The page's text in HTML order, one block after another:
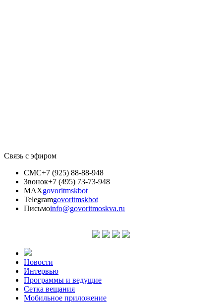
Связь с эфиром
СМС+7 (925) 88-88-948
Звонок+7 (495) 73-73-948
MAXgovoritmskbot
Telegramgovoritmskbot
Письмоinfo@govoritmoskva.ru
Новости
Интервью
Программы и ведущие
Сетка вещания
Мобильное приложение